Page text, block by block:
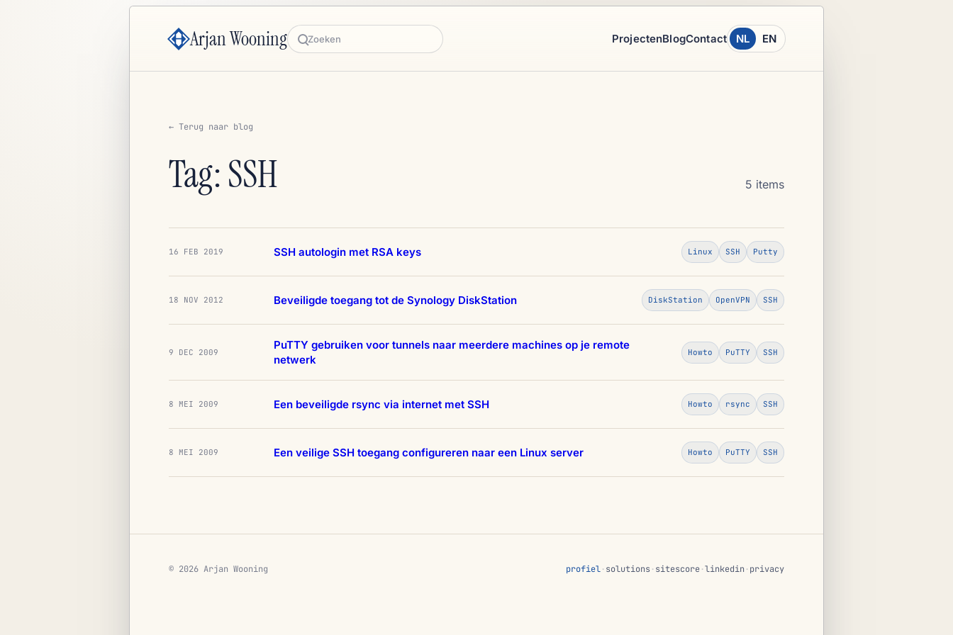
Arjan Wooning Zoeken
ProjectenBlogContact NL EN
← Terug naar blog
Tag: SSH 5 items
16 FEB 2019 SSH autologin met RSA keys Linux SSH Putty
18 NOV 2012 Beveiligde toegang tot de Synology DiskStation DiskStation OpenVPN SSH
9 DEC 2009
PuTTY gebruiken voor tunnels naar meerdere machines op je remote
netwerk
Howto PuTTY SSH
8 MEI 2009 Een beveiligde rsync via internet met SSH Howto rsync SSH
8 MEI 2009 Een veilige SSH toegang configureren naar een Linux server Howto PuTTY SSH
© 2026 Arjan Wooning profiel·solutions·sitescore·linkedin ·privacy